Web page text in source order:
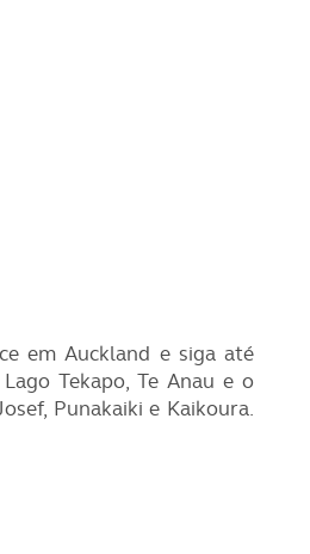
em Auckland e siga até
Tekapo, Te Anau e o
Punakaiki e Kaikoura.